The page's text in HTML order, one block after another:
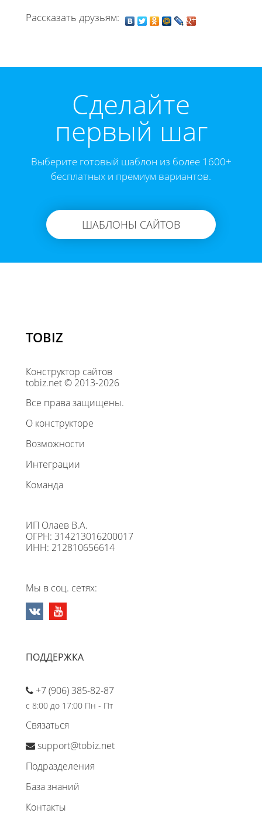
Рассказать друзьям:
Cделайте
первый шаг
Выберите готовый шаблон из более 1600+
бесплатных и премиум вариантов.
ШАБЛОНЫ САЙТОВ
TOBIZ
Конструктор сайтов
tobiz.net © 2013-2026
Все права защищены.
О конструкторе
Возможности
Интеграции
Команда
ИП Олаев В.А.
ОГРН: 314213016200017
ИНН: 212810656614
Мы в соц. сетях:
ПОДДЕРЖКА
+7 (906) 385-82-87
с 8:00 до 17:00 Пн - Пт
Связаться
support@tobiz.net
Подразделения
База знаний
Контакты